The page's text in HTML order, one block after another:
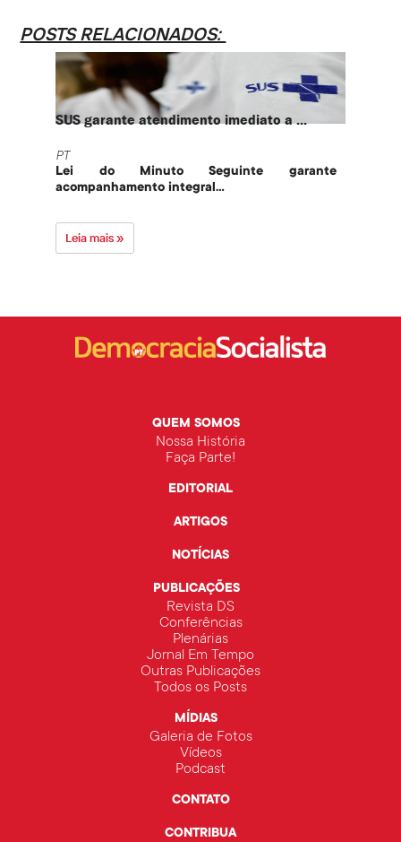
POSTS RELACIONADOS:
SUS garante atendimento imediato a ...
PT
Lei do Minuto Seguinte garante
acompanhamento integral...
Leia mais »
QUEM SOMOS
Nossa História
Faça Parte!
EDITORIAL
ARTIGOS
NOTÍCIAS
PUBLICAÇÕES
Revista DS
Conferências
Plenárias
Jornal Em Tempo
Outras Publicações
Todos os Posts
MÍDIAS
Galeria de Fotos
Vídeos
Podcast
CONTATO
CONTRIBUA